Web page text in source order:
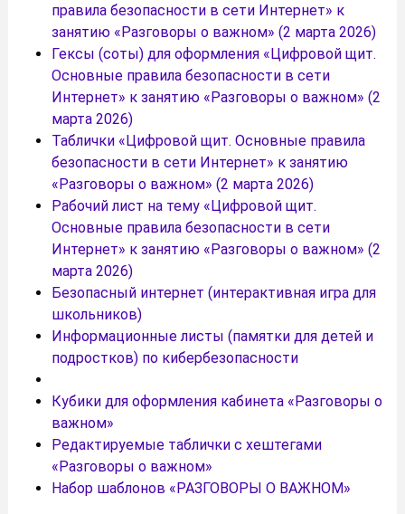
правила безопасности в сети Интернет» к
занятию «Разговоры о важном» (2 марта 2026)
Гексы (соты) для оформления «Цифровой щит.
Основные правила безопасности в сети
Интернет» к занятию «Разговоры о важном» (2
марта 2026)
Таблички «Цифровой щит. Основные правила
безопасности в сети Интернет» к занятию
«Разговоры о важном» (2 марта 2026)
Рабочий лист на тему «Цифровой щит.
Основные правила безопасности в сети
Интернет» к занятию «Разговоры о важном» (2
марта 2026)
Безопасный интернет (интерактивная игра для
школьников)
Информационные листы (памятки для детей и
подростков) по кибербезопасности
Кубики для оформления кабинета «Разговоры о
важном»
Редактируемые таблички с хештегами
«Разговоры о важном»
Набор шаблонов «РАЗГОВОРЫ О ВАЖНОМ»